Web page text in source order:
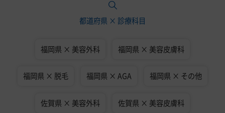
都道府県 × 診療科目
福岡県 × 美容外科 福岡県 × 美容皮膚科
福岡県 × 脱毛 福岡県 × AGA 福岡県 × その他
佐賀県 × 美容外科 佐賀県 × 美容皮膚科